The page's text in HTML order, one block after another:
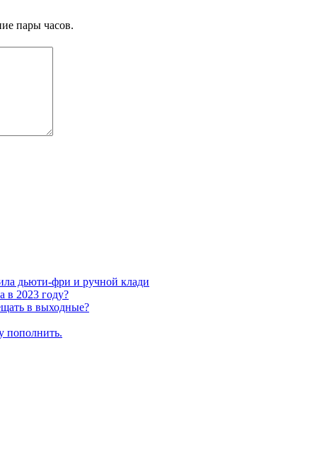
пары часов.
дьюти-фри и ручной клади
в 2023 году?
в выходные?
пополнить.